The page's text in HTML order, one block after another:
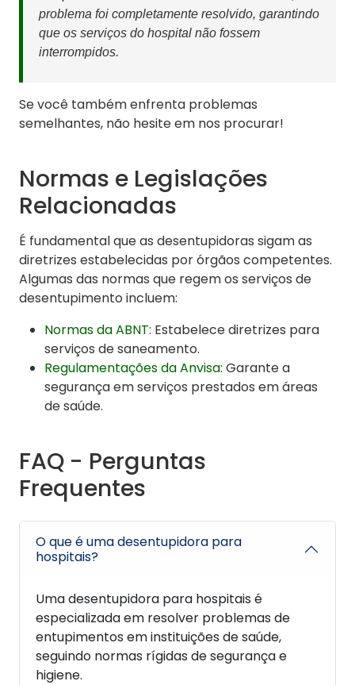
problema foi completamente resolvido, garantindo
que os serviços do hospital não fossem
interrompidos.
Se você também enfrenta problemas
semelhantes, não hesite em nos procurar!
Normas e Legislações
Relacionadas
É fundamental que as desentupidoras sigam as
diretrizes estabelecidas por órgãos competentes.
Algumas das normas que regem os serviços de
desentupimento incluem:
Normas da ABNT: Estabelece diretrizes para
serviços de saneamento.
Regulamentações da Anvisa: Garante a
segurança em serviços prestados em áreas
de saúde.
FAQ - Perguntas
Frequentes
O que é uma desentupidora para
hospitais?
Uma desentupidora para hospitais é
especializada em resolver problemas de
entupimentos em instituições de saúde,
seguindo normas rígidas de segurança e
higiene.